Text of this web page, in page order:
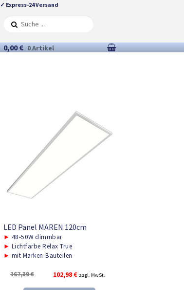
✓ Express-24 Versand
0,00 € 0 Artikel
LED Panel MAREN 120cm
► 48-50W dimmbar
► Lichtfarbe Relax True
► mit Marken-Bauteilen
167,39€
Ursprünglicher
102,98€Aktueller
zzgl. MwSt.